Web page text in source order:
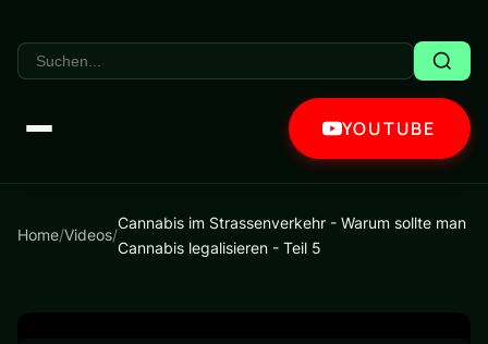
YOUTUBE
Home/Videos/
Cannabis im Strassenverkehr - Warum sollte man
Cannabis legalisieren - Teil 5